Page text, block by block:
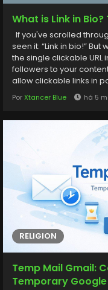
What is Link in
If you've scrolled
seen it: “Link in bio!”
the single clickable
followers to your
allow clickable links in
your most valuable
Conversion Hub The
PorXtancer Blue há 5
RELIGION
Temp Mail Gmail:
Temporary